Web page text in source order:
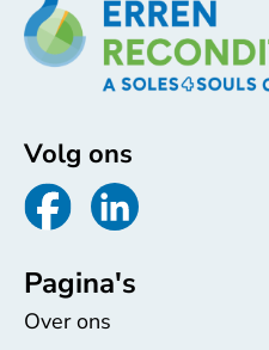
Volg ons
Pagina's
Over ons